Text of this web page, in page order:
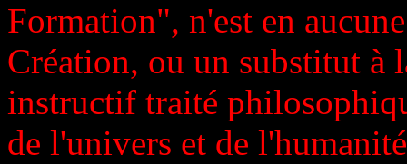
Formation", n'est en
Création, ou un substitut à
instructif traité
de l'univers et de